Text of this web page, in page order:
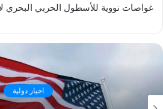
غواصات نووية للأسطول الحربي البحري
اخبار دولية